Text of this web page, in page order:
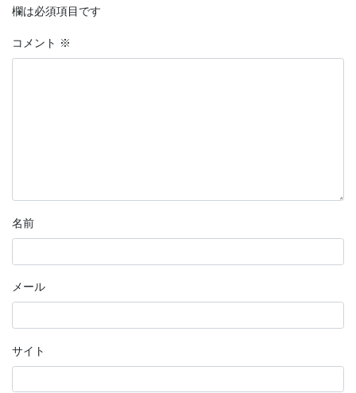
欄は必須項目です
コメント ※
名前
メール
サイト